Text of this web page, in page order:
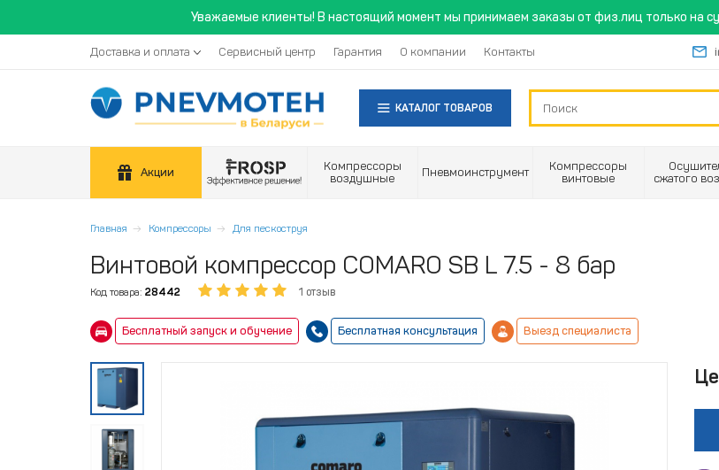
Уважаемые клиенты! В настоящий момент мы принимаем заказы от физ.лиц только на
Доставка и оплата Сервисный центр Гарантия О компании Контакты
КАТАЛОГ ТОВАРОВ
Акции
Компрессоры
воздушные
Пневмоинструмент
Компрессоры
винтовые
сжатого
Главная Компрессоры Для пескоструя
Винтовой компрессор COMARO SB L 7.5 - 8 бар
Код товара: 28442 1 отзыв
Бесплатный запуск и обучение Бесплатная консультация Выезд специалиста